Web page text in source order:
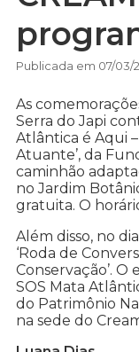
Publicada em 07/03/
As
Serra do Japi
Atlântica é Aqui
Atuante’, da
caminhão
no Jardim
gratuita. O
Além disso, no
‘Roda de
Conservação’.
SOS Mata
do Patrimônio
na sede do